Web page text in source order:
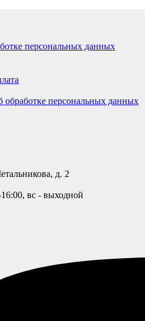
персональных данных
обработке персональных данных
д. 2
вс - выходной